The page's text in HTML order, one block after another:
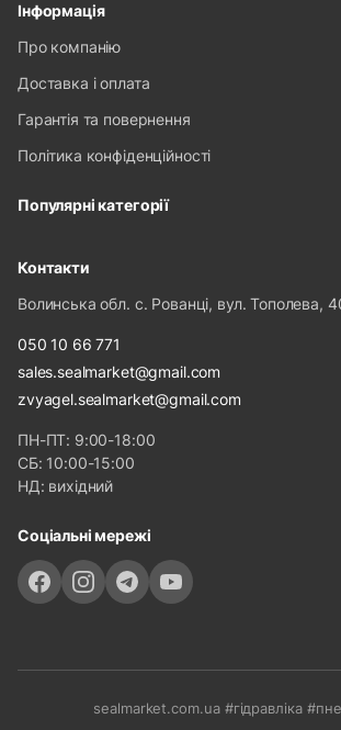
Інформація
Про компанію
Доставка і оплата
Гарантія та повернення
Політика конфіденційності
Популярні категорії
Контакти
Волинська обл. с. Рованці, вул. Тополева,
050 10 66 771
sales.sealmarket@gmail.com
zvyagel.sealmarket@gmail.com
ПН-ПТ: 9:00-18:00
СБ: 10:00-15:00
НД: вихідний
Соціальні мережі
sealmarket.com.ua #гідравліка